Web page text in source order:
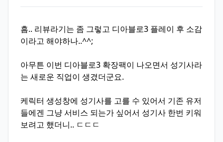
흠.. 리뷰라기는 좀 그렇고 디아블로3 플레이 후 소감
이라고 해야하나..^^;
아무튼 이번 디아블로3 확장팩이 나오면서 성기사라
는 새로운 직업이 생겼더군요.
케릭터 생성창에 성기사를 고를 수 있어서 기존 유저
들에겐 그냥 서비스 되는가 싶어서 성기사 한번 키워
보려고 했더니.. ㄷㄷㄷ